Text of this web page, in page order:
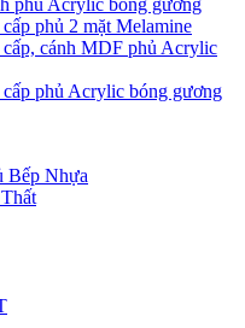
phủ 2 mặt Melamine
cánh MDF phủ Acrylic
phủ Acrylic bóng gương
Bếp Nhựa